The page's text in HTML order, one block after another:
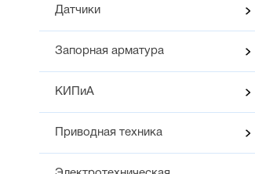
Датчики
Запорная арматура
КИПиА
Приводная техника